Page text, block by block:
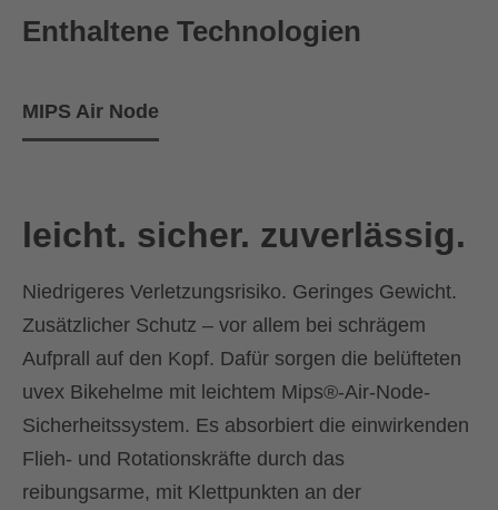
Enthaltene Technologien
MIPS Air Node
leicht. sicher. zuverlässig.
Niedrigeres Verletzungsrisiko. Geringes Gewicht.
Zusätzlicher Schutz – vor allem bei schrägem
Aufprall auf den Kopf. Dafür sorgen die belüfteten
uvex Bikehelme mit leichtem Mips®-Air-Node-
Sicherheitssystem. Es absorbiert die einwirkenden
Flieh- und Rotationskräfte durch das
reibungsarme, mit Klettpunkten an der